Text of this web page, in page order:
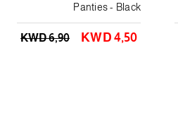
Panties - Black
KWD 4٫50 KWD 6٫90